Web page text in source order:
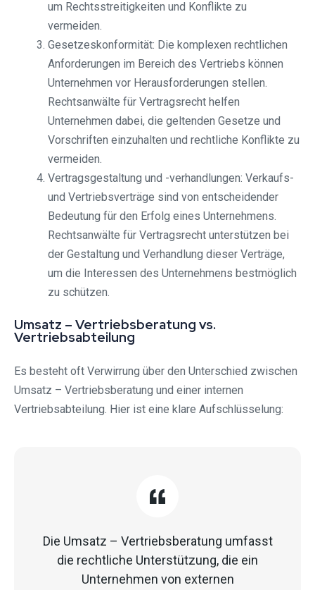
um Rechtsstreitigkeiten und Konflikte zu
vermeiden.
Gesetzeskonformität: Die komplexen rechtlichen
Anforderungen im Bereich des Vertriebs können
Unternehmen vor Herausforderungen stellen.
Rechtsanwälte für Vertragsrecht helfen
Unternehmen dabei, die geltenden Gesetze und
Vorschriften einzuhalten und rechtliche Konflikte zu
vermeiden.
Vertragsgestaltung und -verhandlungen: Verkaufs-
und Vertriebsverträge sind von entscheidender
Bedeutung für den Erfolg eines Unternehmens.
Rechtsanwälte für Vertragsrecht unterstützen bei
der Gestaltung und Verhandlung dieser Verträge,
um die Interessen des Unternehmens bestmöglich
zu schützen.
Umsatz – Vertriebsberatung vs.
Vertriebsabteilung
Es besteht oft Verwirrung über den Unterschied zwischen
Umsatz – Vertriebsberatung und einer internen
Vertriebsabteilung. Hier ist eine klare Aufschlüsselung:
Die Umsatz – Vertriebsberatung umfasst
die rechtliche Unterstützung, die ein
Unternehmen von externen